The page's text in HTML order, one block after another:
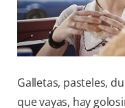
Galletas, pasteles,
que vayas, hay